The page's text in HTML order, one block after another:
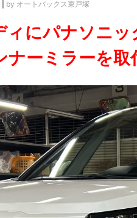
by オートバックス東戸塚
ィにパナソニ
ナーミラーを取